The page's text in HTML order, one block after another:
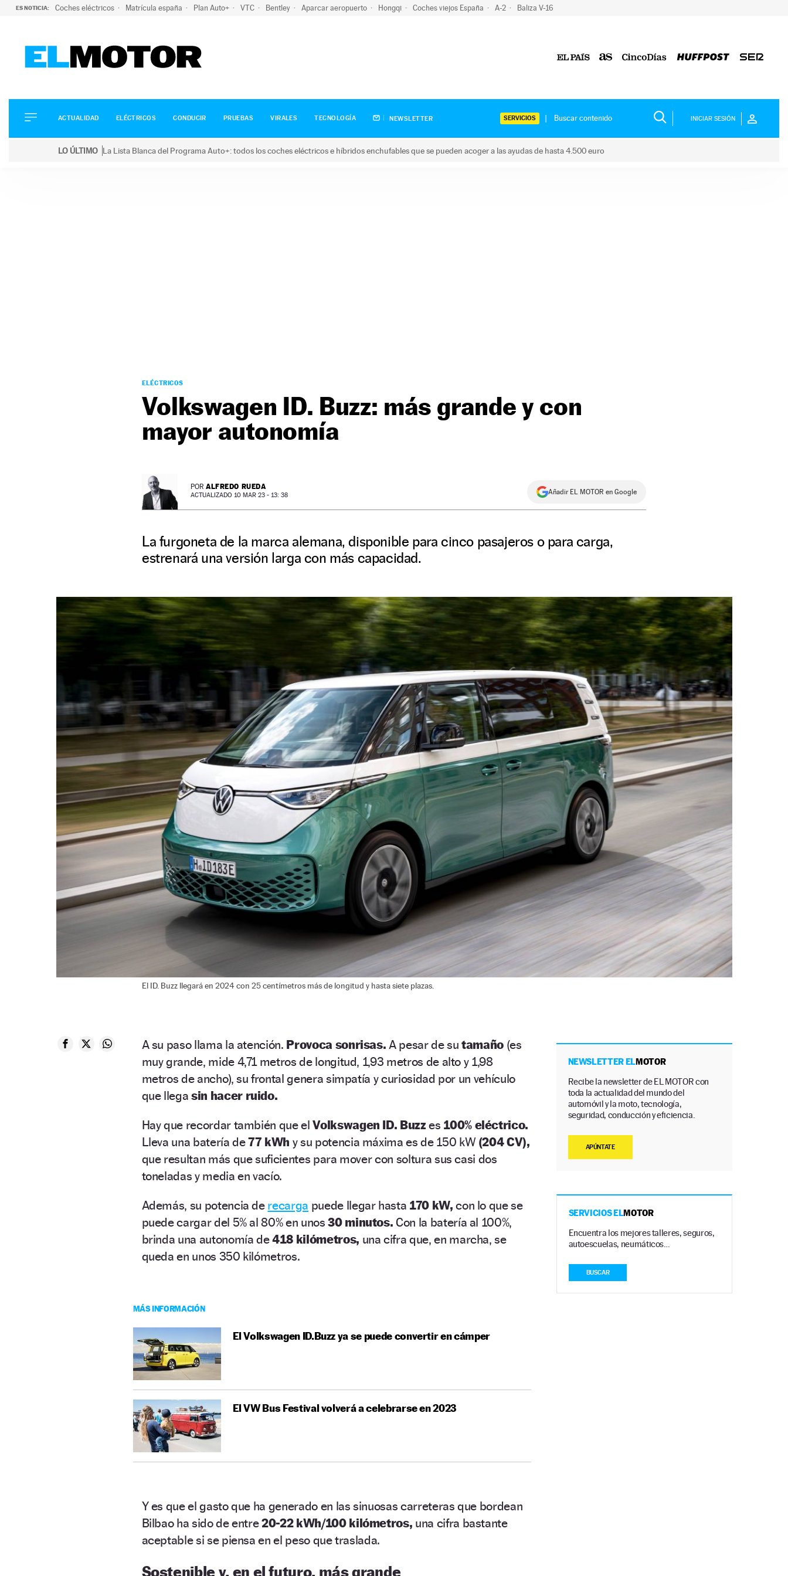
ES NOTICIA: Coches eléctricos Matrícula españa Plan Auto+ VTC Bentley Aparcar aeropuerto Hongqi Coches viejos España A-2 Baliza V-16
ELÉCTRICOS
CONDUCIR
ACTUALIDAD ELÉCTRICOS CONDUCIR PRUEBAS VIRALES TECNOLOGÍA NEWSLETTER SERVICIOS INICIAR SESIÓN
LO ÚLTIMO La Lista Blanca del Programa Auto+: todos los coches eléctricos e híbridos enchufables que se pueden acoger a las ayudas de hasta 4.500 euro
ELÉCTRICOS
Volkswagen ID. Buzz: más grande y con
mayor autonomía
POR ALFREDO RUEDA
ACTUALIZADO 10 MAR 23 - 13: 38 Añadir EL MOTOR en Google
La furgoneta de la marca alemana, disponible para cinco pasajeros o para carga,
estrenará una versión larga con más capacidad.
El ID. Buzz llegará en 2024 con 25 centímetros más de longitud y hasta siete plazas.
A su paso llama la atención. Provoca sonrisas. A pesar de sutamaño (es
muy grande, mide 4,71 metros de longitud, 1,93 metros de alto y 1,98
metros de ancho), su frontal genera simpatía y curiosidad por un vehículo
que llegasin hacer ruido.
Hay que recordar también que elVolkswagen ID. Buzz es 100% eléctrico.
Lleva una batería de77 kWh y su potencia máxima es de 150 kW(204 CV),
que resultan más que suficientes para mover con soltura sus casi dos
toneladas y media en vacío.
Además, su potencia de recarga puede llegar hasta 170 kW,con lo que se
puede cargar del 5% al 80% en unos30 minutos. Con la batería al 100%,
brinda una autonomía de418 kilómetros, una cifra que, en marcha, se
queda en unos 350 kilómetros.
MÁS INFORMACIÓN
El Volkswagen ID.Buzz ya se puede convertir en cámper
El VW Bus Festival volverá a celebrarse en 2023
Y es que el gasto que ha generado en las sinuosas carreteras que bordean
Bilbao ha sido de entre20-22 kWh/100 kilómetros, una cifra bastante
aceptable si se piensa en el peso que traslada.
Sostenible y, en el futuro, más grande
NEWSLETTER ELMOTOR
Recibe la newsletter de EL MOTOR con
toda la actualidad del mundo del
automóvil y la moto, tecnología,
seguridad, conducción y eficiencia.
APÚNTATE
SERVICIOS ELMOTOR
Encuentra los mejores talleres, seguros,
autoescuelas, neumáticos…
BUSCAR